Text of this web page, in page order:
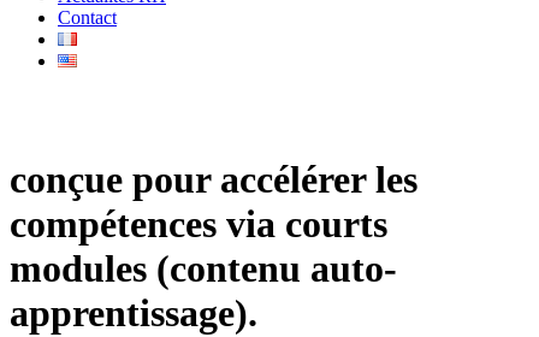
Contact
conçue pour accélérer les
compétences via courts
modules (contenu auto-
apprentissage).